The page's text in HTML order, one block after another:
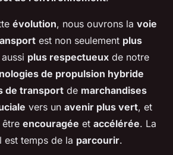
évolution, nous ouvrons la voie
est non seulement plus
plus respectueux de notre
de propulsion hybride
de transport de marchandises
vers un avenir plus vert, et
encouragée et accélérée. La
est temps de la parcourir.